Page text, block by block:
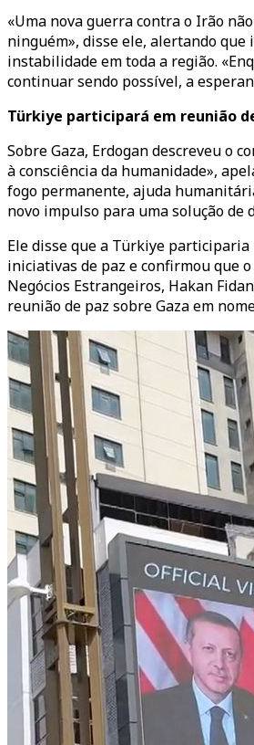
«Uma nova guerra contra o Irão
ninguém», disse ele, alertando
instabilidade em toda a região.
continuar sendo possível, a
Türkiye participará em reunião
Sobre Gaza, Erdogan descreveu o
à consciência da humanidade»,
fogo permanente, ajuda
novo impulso para uma solução de
Ele disse que a Türkiye participaria
iniciativas de paz e confirmou que
Negócios Estrangeiros, Hakan
reunião de paz sobre Gaza em